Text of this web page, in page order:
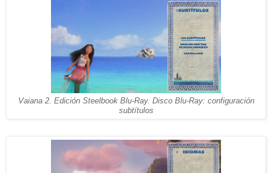
Vaiana 2. Edición Steelbook Blu-Ray. Disco Blu-Ray: configuración
subtítulos